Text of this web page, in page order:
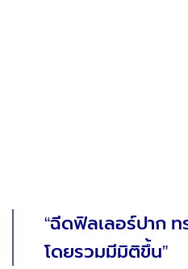
“ฉีดฟิลเลอร์ปาก ท
โดยรวมมีมิติขึ้น”